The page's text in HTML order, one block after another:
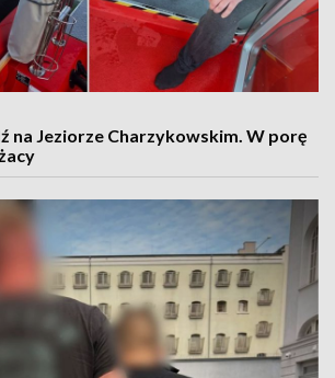
na Jeziorze Charzykowskim. W porę